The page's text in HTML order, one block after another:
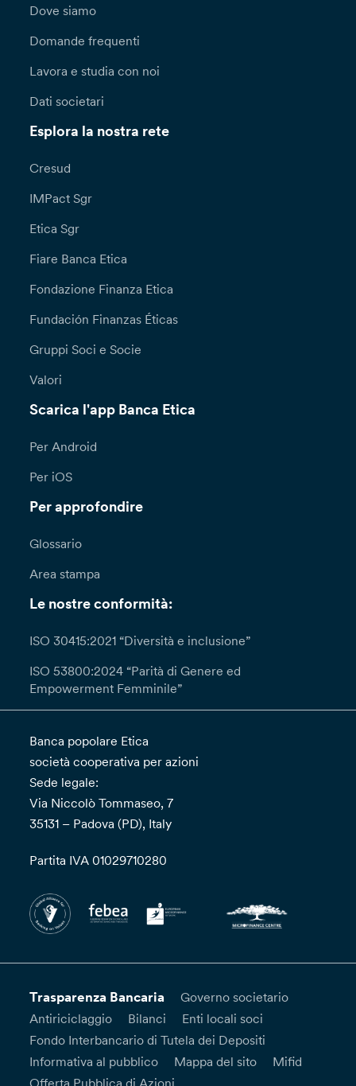
Dove siamo
Domande frequenti
Lavora e studia con noi
Dati societari
Esplora la nostra rete
Cresud
IMPact Sgr
Etica Sgr
Fiare Banca Etica
Fondazione Finanza Etica
Fundación Finanzas Éticas
Gruppi Soci e Socie
Valori
Scarica l'app Banca Etica
Per Android
Per iOS
Per approfondire
Glossario
Area stampa
Le nostre conformità:
ISO 30415:2021 “Diversità e inclusione”
ISO 53800:2024 “Parità di Genere ed
Empowerment Femminile”
Banca popolare Etica
società cooperativa per azioni
Sede legale:
Via Niccolò Tommaseo, 7
35131 – Padova (PD), Italy
Partita IVA 01029710280
Trasparenza Bancaria
Governo societario
Antiriciclaggio
Bilanci
Enti locali soci
Fondo Interbancario di Tutela dei Depositi
Informativa al pubblico
Mappa del sito
Mifid